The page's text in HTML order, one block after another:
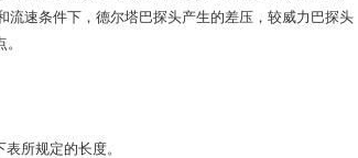
流速条件下，德尔塔巴探头产生的差压，较威力巴探头
所规定的长度。